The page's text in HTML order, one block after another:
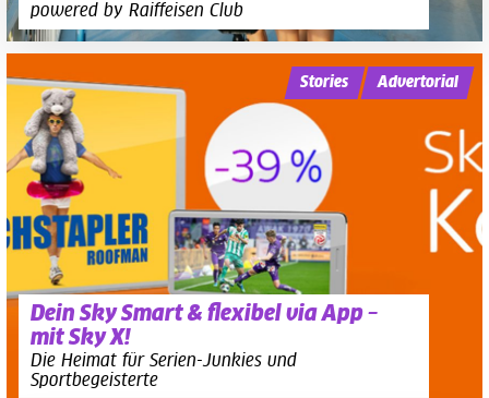
powered by Raiffeisen Club
Dein Sky Smart & flexibel via App –
mit Sky X!
Die Heimat für Serien-Junkies und
Sportbegeisterte
Stories Advertorial